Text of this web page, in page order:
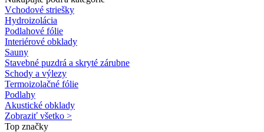
Vchodové striešky
Hydroizolácia
Podlahové fólie
Interiérové obklady
Sauny
Stavebné puzdrá a skryté zárubne
Schody a výlezy
Termoizolačné fólie
Podlahy
Akustické obklady
Zobraziť všetko >
Top značky